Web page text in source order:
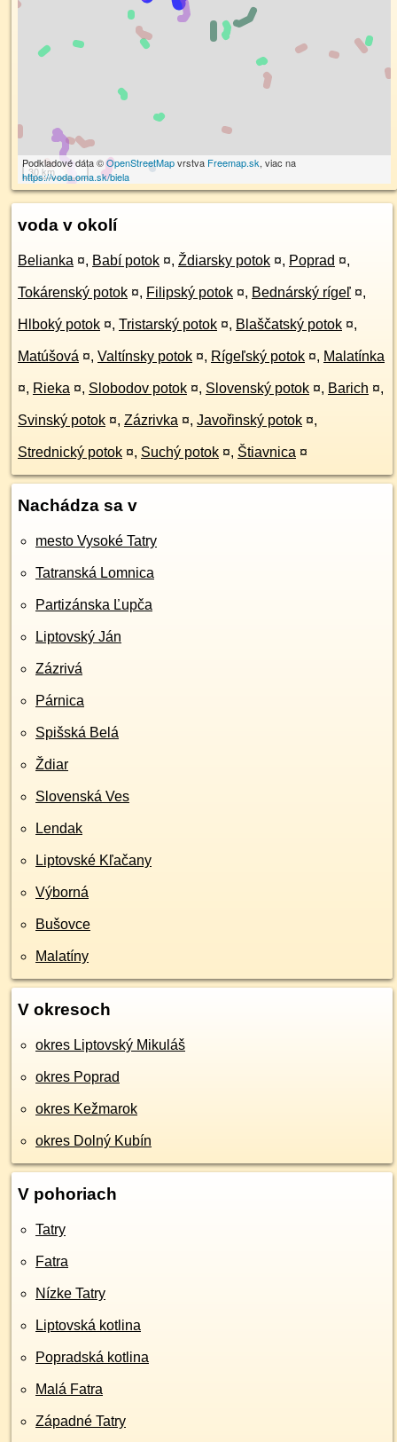
30 km
Podkladové dáta ©OpenStreetMapvrstva Freemap.sk, viac na
https://voda.oma.sk/biela
voda v okolí
Belianka ¤, Babí potok ¤, Ždiarsky potok ¤, Poprad ¤,
Tokárenský potok ¤, Filipský potok ¤, Bednárský rígeľ ¤,
Hlboký potok ¤, Tristarský potok ¤, Blaščatský potok ¤,
Matúšová ¤, Valtínsky potok ¤, Rígeľský potok ¤, Malatínka
¤, Rieka ¤, Slobodov potok ¤, Slovenský potok ¤, Barich ¤,
Svinský potok ¤, Zázrivka ¤, Javořinský potok ¤,
Strednický potok ¤, Suchý potok ¤, Štiavnica ¤
Nachádza sa v
mesto Vysoké Tatry
Tatranská Lomnica
Partizánska Ľupča
Liptovský Ján
Zázrivá
Párnica
Spišská Belá
Ždiar
Slovenská Ves
Lendak
Liptovské Kľačany
Výborná
Bušovce
Malatíny
V okresoch
okres Liptovský Mikuláš
okres Poprad
okres Kežmarok
okres Dolný Kubín
V pohoriach
Tatry
Fatra
Nízke Tatry
Liptovská kotlina
Popradská kotlina
Malá Fatra
Západné Tatry